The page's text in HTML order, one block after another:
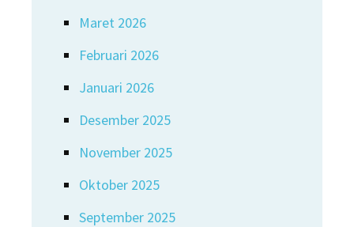
Maret 2026
Februari 2026
Januari 2026
Desember 2025
November 2025
Oktober 2025
September 2025